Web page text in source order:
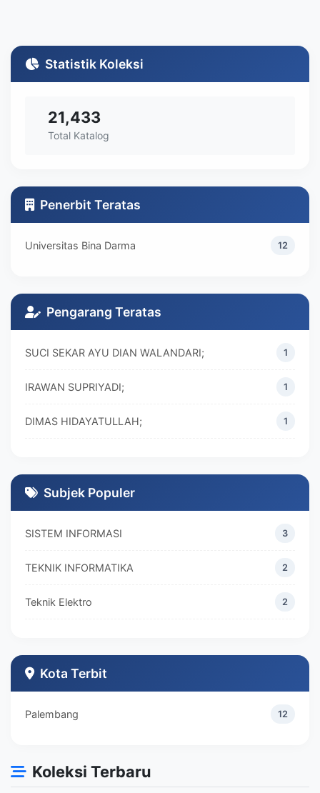
Statistik Koleksi
21,433
Total Katalog
Penerbit Teratas
Universitas Bina Darma 12
Pengarang Teratas
SUCI SEKAR AYU DIAN WALANDARI; 1
IRAWAN SUPRIYADI; 1
DIMAS HIDAYATULLAH; 1
DIVA MARISKA;
Subjek Populer
SISTEM INFORMASI 3
TEKNIK INFORMATIKA 2
Teknik Elektro 2
Teknik Industri
Kota Terbit
Palembang 12
Koleksi Terbaru